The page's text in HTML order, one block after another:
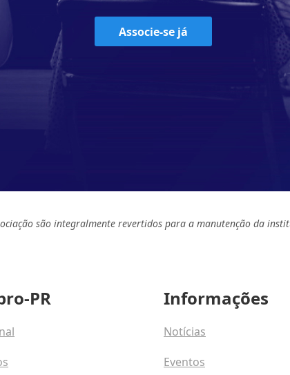
Associe-se já
são integralmente revertidos para a manutenção da
PR Informações
Notícias
Eventos